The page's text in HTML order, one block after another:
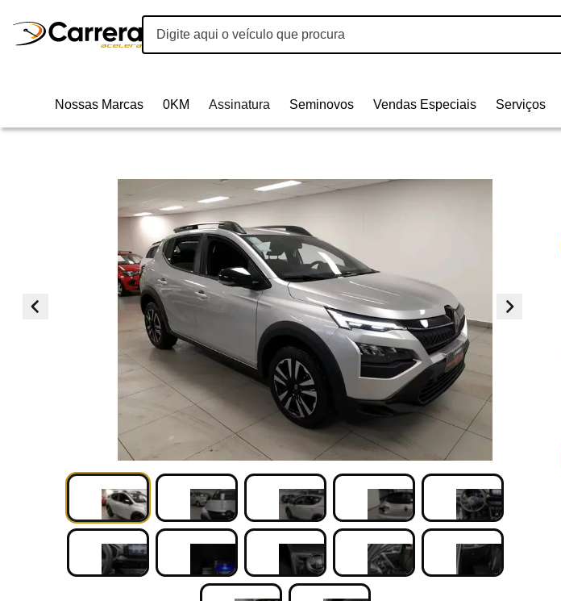
Nossas Marcas 0KM Assinatura Seminovos Vendas Especiais Serviços